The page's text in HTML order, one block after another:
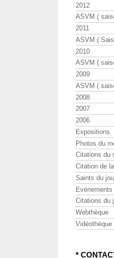
2012
ASVM (
2011
ASVM (
2010
ASVM (
2009
ASVM (
2008
2007
2006
Expositions
Photos du
Citations du
Citation de
Saints du
Evénements
Citations du
Webthèque
Vidéothèque
*